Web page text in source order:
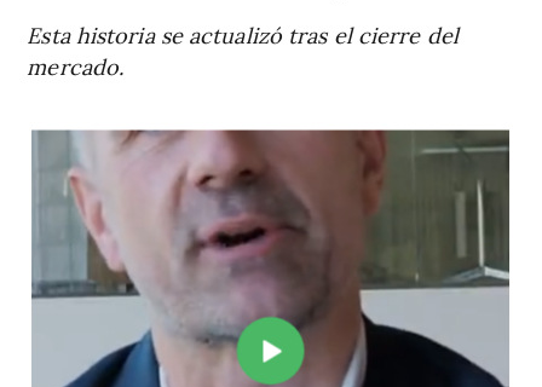
Esta historia se actualizó tras el cierre del
mercado.